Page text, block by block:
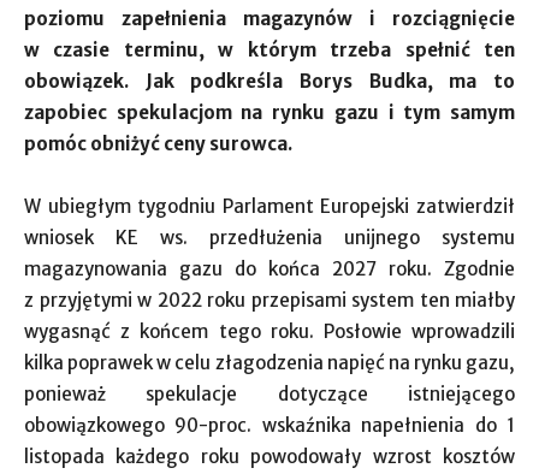
poziomu zapełnienia magazynów i rozciągnięcie
w czasie terminu, w którym trzeba spełnić ten
obowiązek. Jak podkreśla Borys Budka, ma to
zapobiec spekulacjom na rynku gazu i tym samym
pomóc obniżyć ceny surowca.
W ubiegłym tygodniu Parlament Europejski zatwierdził
wniosek KE ws. przedłużenia unijnego systemu
magazynowania gazu do końca 2027 roku. Zgodnie
z przyjętymi w 2022 roku przepisami system ten miałby
wygasnąć z końcem tego roku. Posłowie wprowadzili
kilka poprawek w celu złagodzenia napięć na rynku gazu,
ponieważ spekulacje dotyczące istniejącego
obowiązkowego 90-proc. wskaźnika napełnienia do 1
listopada każdego roku powodowały wzrost kosztów